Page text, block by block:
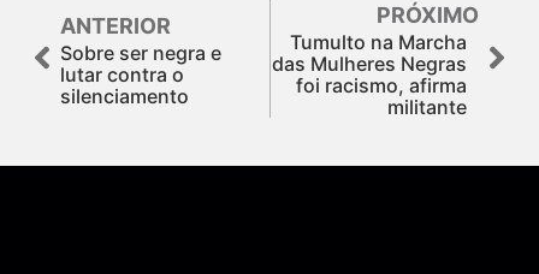
ANTERIOR
Sobre ser negra e
lutar contra o
silenciamento
PRÓXIMO
Tumulto na Marcha
das Mulheres Negras
foi racismo, afirma
militante